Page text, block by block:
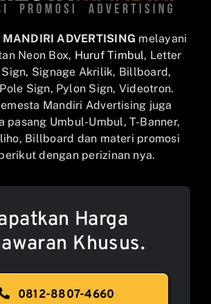
MANDIRI ADVERTISING melayani
Neon Box, Huruf Timbul, Letter
Sign, Signage Akrilik, Billboard,
Sign, Pylon Sign, Videotron.
Mandiri Advertising juga
pasang Umbul-Umbul, T-Banner,
Billboard dan materi promosi
dengan perizinan nya.
Harga
Khusus.
0812-8807-4660